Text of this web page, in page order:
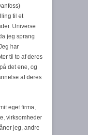
til et
Universe
jeg sprang
har
til to af deres
det ene, og
af deres
eget firma,
virksomheder
jeg, andre